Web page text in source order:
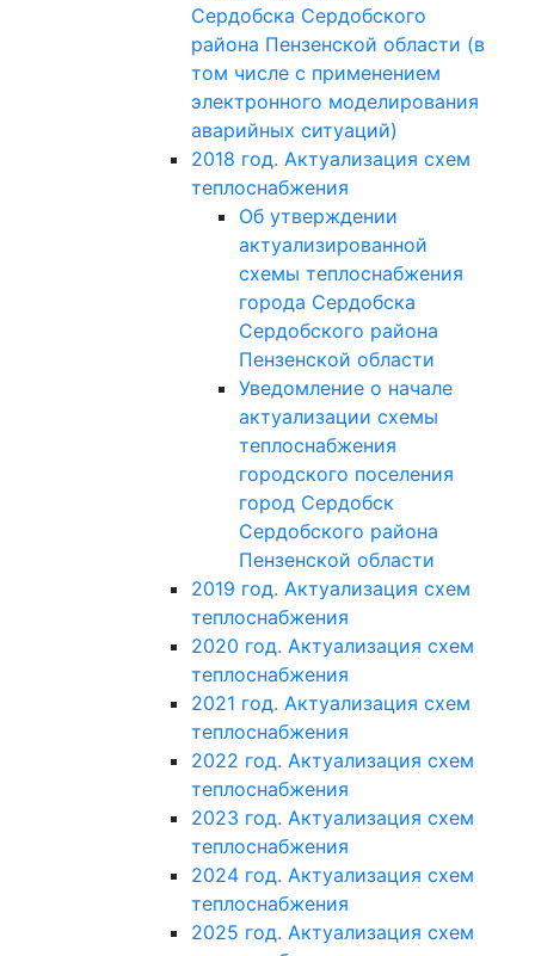
Сердобска Сердобского
района Пензенской области (в
том числе с применением
электронного моделирования
аварийных ситуаций)
2018 год. Актуализация схем
теплоснабжения
Об утверждении
актуализированной
схемы теплоснабжения
города Сердобска
Сердобского района
Пензенской области
Уведомление о начале
актуализации схемы
теплоснабжения
городского поселения
город Сердобск
Сердобского района
Пензенской области
2019 год. Актуализация схем
теплоснабжения
2020 год. Актуализация схем
теплоснабжения
2021 год. Актуализация схем
теплоснабжения
2022 год. Актуализация схем
теплоснабжения
2023 год. Актуализация схем
теплоснабжения
2024 год. Актуализация схем
теплоснабжения
2025 год. Актуализация схем